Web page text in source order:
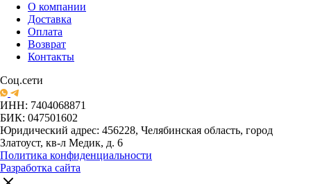
О компании
Доставка
Оплата
Возврат
Контакты
Соц.сети
ИНН: 7404068871
БИК: 047501602
Юридический адрес: 456228, Челябинская область, город
Златоуст, кв-л Медик, д. 6
Политика конфиденциальности
Разработка сайта